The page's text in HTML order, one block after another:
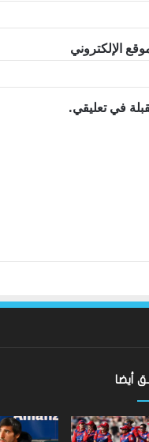
الإلكتروني
في تعليقي.
ليفربول:
أيضا